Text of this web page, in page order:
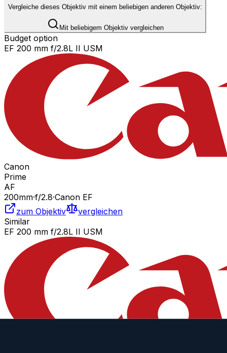
Vergleiche dieses Objektiv mit einem beliebigen anderen Objektiv:
Mit beliebigem Objektiv vergleichen
Budget option
EF 200 mm f/2.8L II USM
Canon
Prime
AF
200mm·f/2.8·Canon EF
zum Objektiv
vergleichen
Similar
EF 200 mm f/2.8L II USM